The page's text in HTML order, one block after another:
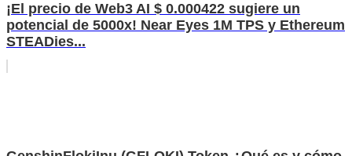
¡El precio de Web3 AI $ 0.000422 sugiere un
potencial de 5000x! Near Eyes 1M TPS y Ethereum
STEADies...